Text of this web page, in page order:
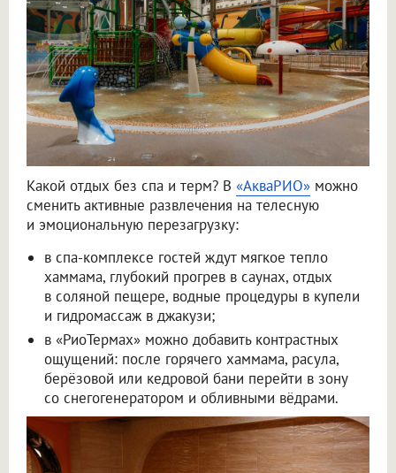
Какой отдых без спа и терм? В «АкваРИО» можно
сменить активные развлечения на телесную
и эмоциональную перезагрузку:
в спа-комплексе гостей ждут мягкое тепло
хаммама, глубокий прогрев в саунах, отдых
в соляной пещере, водные процедуры в купели
и гидромассаж в джакузи;
в «РиоТермах» можно добавить контрастных
ощущений: после горячего хаммама, расула,
берёзовой или кедровой бани перейти в зону
со снегогенератором и обливными вёдрами.